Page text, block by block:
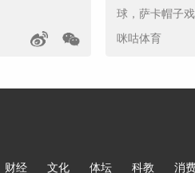
球，萨卡帽子
咪咕体育
财经 文化 体坛 科教 消